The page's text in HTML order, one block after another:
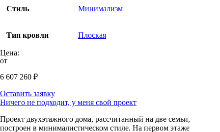
Стиль Минимализм
Тип кровли Плоская
Цена:
от
6 607 260 ₽
Оставить заявку
Ничего не подходит, у меня свой проект
Проект двухэтажного дома, рассчитанный на две семьи,
построен в минималистическом стиле. На первом этаже